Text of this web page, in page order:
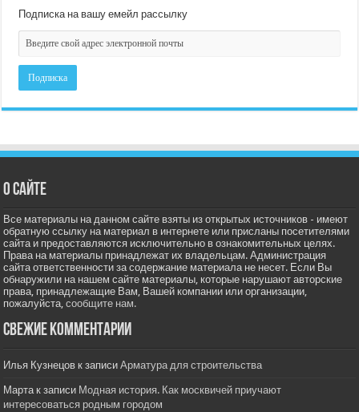
Подписка на вашу емейл рассылку
О сайте
Все материалы на данном сайте взяты из открытых источников - имеют
обратную ссылку на материал в интернете или присланы посетителями
сайта и предоставляются исключительно в ознакомительных целях.
Права на материалы принадлежат их владельцам. Администрация
сайта ответственности за содержание материала не несет. Если Вы
обнаружили на нашем сайте материалы, которые нарушают авторские
права, принадлежащие Вам, Вашей компании или организации,
пожалуйста,сообщите нам.
Свежие комментарии
Илья Кузнецов к записиАрматура для строительства
Мартак записи Модная история. Как москвичей приучают
интересоваться родным городом